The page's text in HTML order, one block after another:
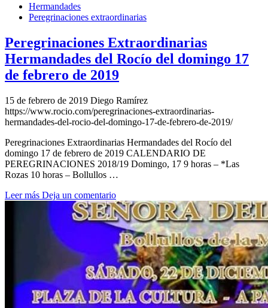
Hermandades
Peregrinaciones extraordinarias
Peregrinaciones Extraordinarias
Hermandades del Rocío del domingo 17
de febrero de 2019
15 de febrero de 2019 Diego Ramírez
https://www.rocio.com/peregrinaciones-extraordinarias-
hermandades-del-rocio-del-domingo-17-de-febrero-de-2019/
Peregrinaciones Extraordinarias Hermandades del Rocío del
domingo 17 de febrero de 2019 CALENDARIO DE
PEREGRINACIONES 2018/19 Domingo, 17 9 horas – *Las
Rozas 10 horas – Bollullos …
Leer más Deja un comentario